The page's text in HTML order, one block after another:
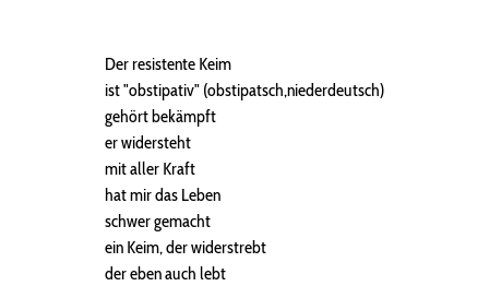
Der resistente Keim
ist "obstipativ" (obstipatsch,niederdeutsch)
gehört bekämpft
er widersteht
mit aller Kraft
hat mir das Leben
schwer gemacht
ein Keim, der widerstrebt
der eben auch lebt